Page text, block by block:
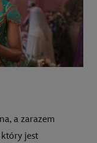
a zarazem
jest